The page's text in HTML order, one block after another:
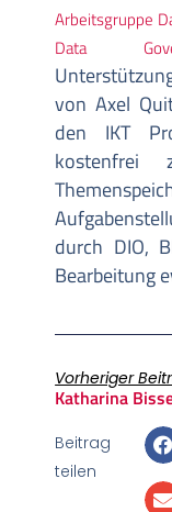
Arbeitsgruppe
Data
von Axel
den IKT
kostenfrei
durch DIO,
Bearbeitung
Vorheriger
Beitrag
teilen